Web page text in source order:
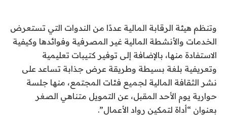
وتنظم هيئة الرقابة المالية عددًا من الندوات التي تستعرض
الخدمات والأنشطة المالية غير المصرفية وفوائدها وكيفية
الاستفادة منها، بالإضافة إلى توفير كتيبات تعليمية
وتعريفية بلغة بسيطة وطريقة عرض جذابة تساعد على
نشر الثقافة المالية لجميع فئات المجتمع، منها جلسة
حوارية يوم الأحد المقبل، عن التمويل متناهي الصغر
بعنوان “أداة لتمكين رواد الأعمال”.